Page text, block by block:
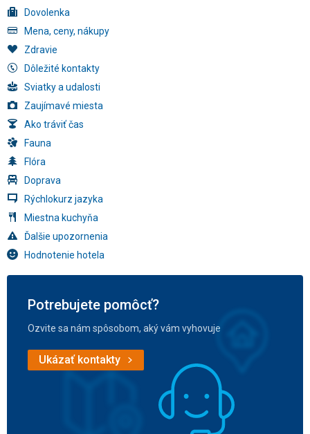
Dovolenka
Mena, ceny, nákupy
Zdravie
Dôležité kontakty
Sviatky a udalosti
Zaujímavé miesta
Ako tráviť čas
Fauna
Flóra
Doprava
Rýchlokurz jazyka
Miestna kuchyňa
Ďalšie upozornenia
Hodnotenie hotela
Potrebujete pomôcť?
Ozvite sa nám spôsobom, aký vám vyhovuje
Ukázať kontakty